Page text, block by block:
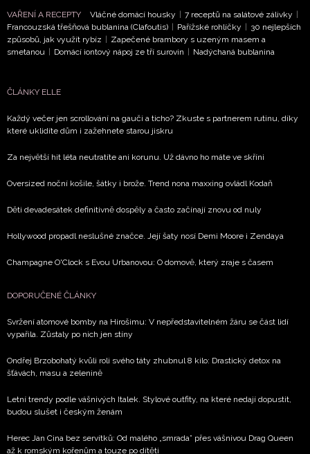
VAŘENÍ A RECEPTY Vláčné domácí housky | 7 receptů na salátové zálivky |
Francouzská třešňová bublanina (Clafoutis) | Pařížské rohlíčky | 30 nejlepších
způsobů, jak využít rybíz | Zapečené brambory s uzeným masem a
smetanou | Domácí iontový nápoj ze tří surovin | Nadýchaná bublanina
ČLÁNKY ELLE
Každý večer jen scrollování na gauči a ticho? Zkuste s partnerem rutinu, díky
které uklidíte dům i zažehnete starou jiskru
Za největší hit léta neutratíte ani korunu. Už dávno ho máte ve skříni
Oversized noční košile, šátky i brože. Trend nona maxxing ovládl Kodaň
Děti devadesátek definitivně dospěly a často začínají znovu od nuly
Hollywood propadl neslušné značce. Její šaty nosí Demi Moore i Zendaya
Champagne O'Clock s Evou Urbanovou: O domově, který zraje s časem
DOPORUČENÉ ČLÁNKY
Svržení atomové bomby na Hirošimu: V nepředstavitelném žáru se část lidí
vypařila. Zůstaly po nich jen stíny
Ondřej Brzobohatý kvůli roli svého táty zhubnul 8 kilo: Drastický detox na
šťávách, masu a zelenině
Letní trendy podle vášnivých Italek. Stylové outfity, na které nedají dopustit,
budou slušet i českým ženám
Herec Jan Cina bez servítků: Od malého „smrada” přes vášnivou Drag Queen
až k romským kořenům a touze po dítěti